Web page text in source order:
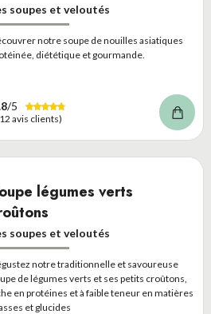
soupes et veloutés
notre soupe de nouilles asiatiques
diététique et gourmande.
/5
avis clients)
légumes verts
soupes et veloutés
notre traditionnelle et savoureuse
de légumes verts et ses petits croûtons,
en protéines et à faible teneur en matières
et glucides